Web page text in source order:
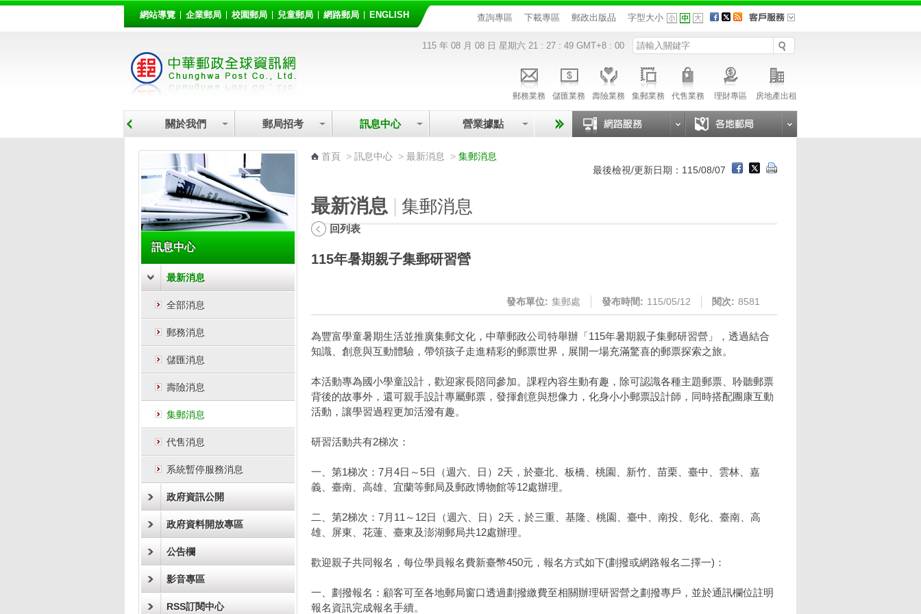
網站導覽 企業郵局 校園郵局 兒童郵局 網路郵局 ENGLISH 查詢專區 下載專區 郵政出版品 字型大小
115 年 08 月 08 日 星期六 21 : 27 : 50 GMT+8 : 00
郵務業務 儲匯業務 壽險業務 集郵業務 代售業務 理財專區 房地產出租
關於我們 郵局招考 訊息中心
營業據點
訊息中心
最新消息
全部消息
郵務消息
儲匯消息
壽險消息
集郵消息
代售消息
系統暫停服務消息
政府資訊公開
政府資料開放專區
公告欄
影音專區
RSS訂閱中心
首頁 > 訊息中心 > 最新消息 > 集郵消息
最後檢視/更新日期：115/08/07
最新消息 集郵消息
回列表
115年暑期親子集郵研習營
發布單位: 集郵處 發布時間: 115/05/12 閱次: 8581
為豐富學童暑期生活並推廣集郵文化，中華郵政公司特舉辦「115年暑期親子集郵研習營」，透過結合
知識、創意與互動體驗，帶領孩子走進精彩的郵票世界，展開一場充滿驚喜的郵票探索之旅。
本活動專為國小學童設計，歡迎家長陪同參加。課程內容生動有趣，除可認識各種主題郵票、聆聽郵票
背後的故事外，還可親手設計專屬郵票，發揮創意與想像力，化身小小郵票設計師，同時搭配團康互動
活動，讓學習過程更加活潑有趣。
研習活動共有2梯次：
一、第1梯次：7月4日～5日（週六、日）2天，於臺北、板橋、桃園、新竹、苗栗、臺中、雲林、嘉
義、臺南、高雄、宜蘭等郵局及郵政博物館等12處辦理。
二、第2梯次：7月11～12日（週六、日）2天，於三重、基隆、桃園、臺中、南投、彰化、臺南、高
雄、屏東、花蓮、臺東及澎湖郵局共12處辦理。
歡迎親子共同報名，每位學員報名費新臺幣450元，報名方式如下(劃撥或網路報名二擇一)：
一、劃撥報名：顧客可至各地郵局窗口透過劃撥繳費至相關辦理研習營之劃撥專戶，並於通訊欄位註明
報名資訊完成報名手續。